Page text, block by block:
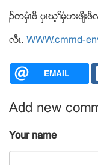
ဥတမွံၚဖိ ပွၚဃ့ႈမွံဟးဖ်ိ
လီၚ. WWW.cmmd-
EMAIL
Add new
Your name